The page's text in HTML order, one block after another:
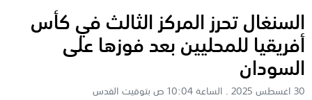
السنغال تحرز المركز الثالث في كأس
أفريقيا للمحليين بعد فوزها على
السودان
30 اغسطس 2025 . الساعة 10:04 ص بتوقيت القدس